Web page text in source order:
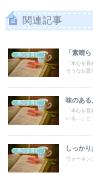
関連記事
本心を育む 「素晴
「本心を
そうなお題
本心を育む 味のあ
「本心を
いる…』と
本心を育む しっか
ウォーキン